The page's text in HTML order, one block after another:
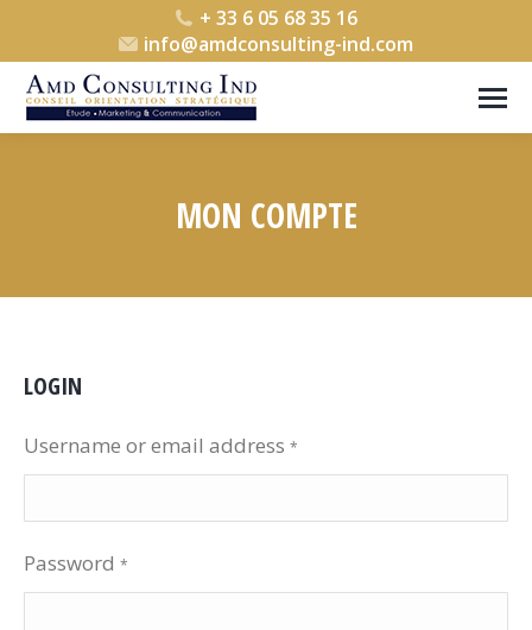
+ 33 6 05 68 35 16
info@amdconsulting-ind.com
MON COMPTE
LOGIN
Username or email address *
Password *